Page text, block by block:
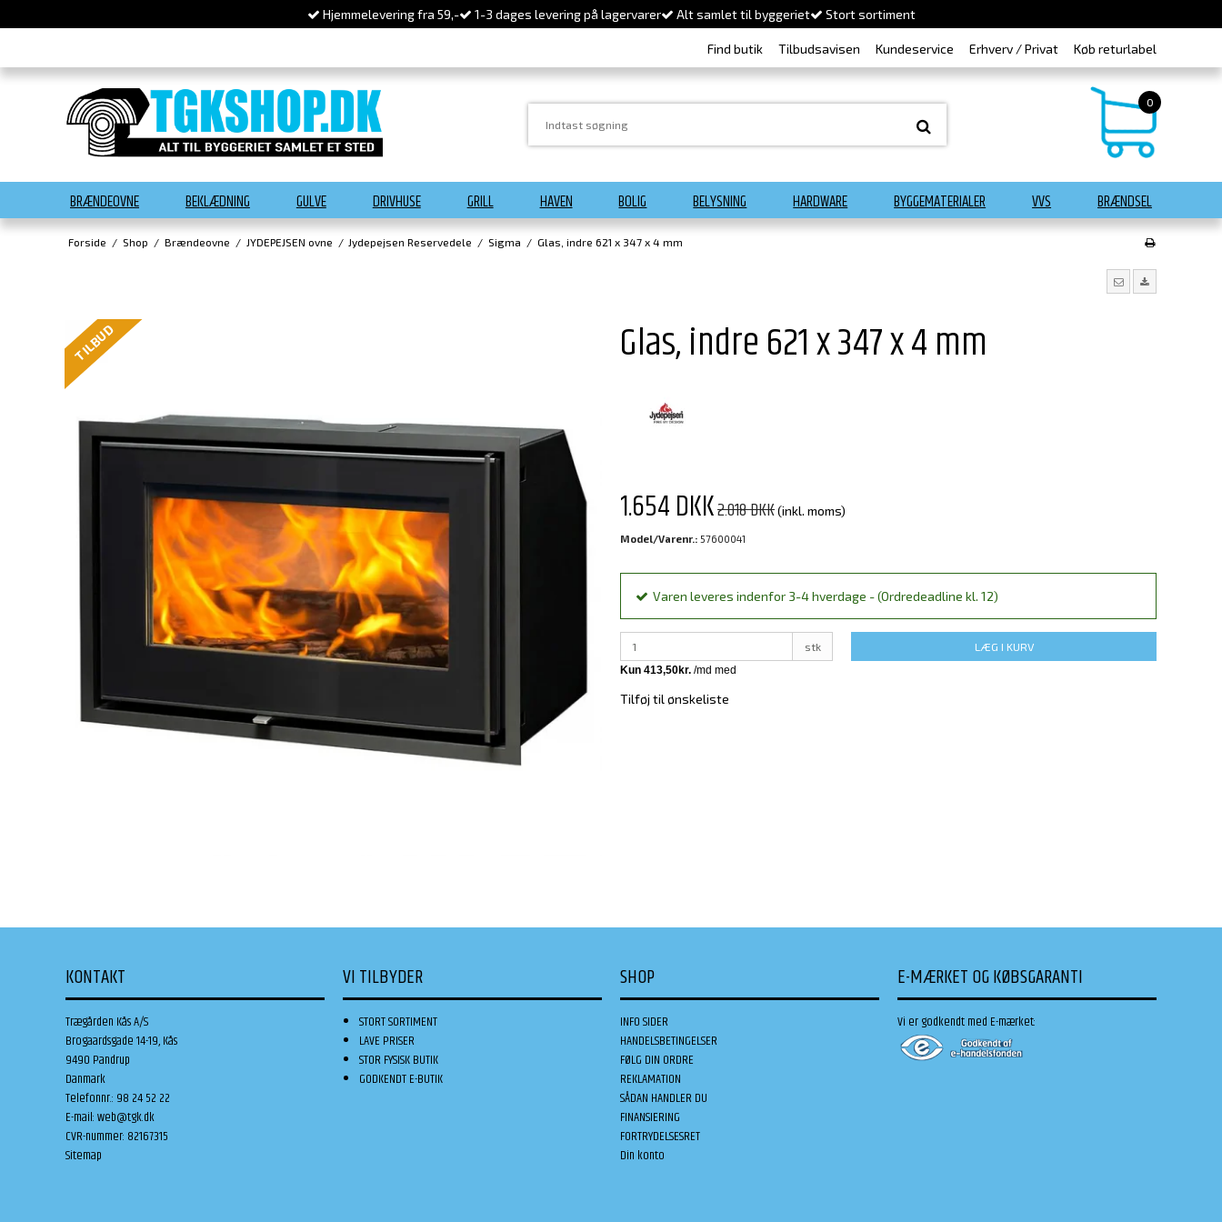
Hjemmelevering fra 59,- 1-3 dages levering på lagervarer Alt samlet til byggeriet Stort sortiment
Find butik Tilbudsavisen Kundeservice Erhverv / Privat Køb returlabel
0
BRÆNDEOVNE BEKLÆDNING GULVE DRIVHUSE GRILL HAVEN BOLIG BELYSNING HARDWARE BYGGEMATERIALER VVS BRÆNDSEL
Forside / Shop / Brændeovne / JYDEPEJSEN ovne / Jydepejsen Reservedele / Sigma / Glas, indre 621 x 347 x 4 mm
TILBUD Glas, indre 621 x 347 x 4 mm
1.654 DKK2.018 DKK(inkl. moms)
Model/Varenr.: 57600041
Varen leveres indenfor 3-4 hverdage - (Ordredeadline kl. 12)
stk LÆG I KURV
Tilføj til ønskeliste
KONTAKT
Trægården Kås A/S
Brogaardsgade 14-19, Kås
9490 Pandrup
Danmark
Telefonnr.: 98 24 52 22
E-mail:web@tgk.dk
CVR-nummer: 82167315
Sitemap
VI TILBYDER
STORT SORTIMENT
LAVE PRISER
STOR FYSISK BUTIK
GODKENDT E-BUTIK
SHOP
INFO SIDER
HANDELSBETINGELSER
FØLG DIN ORDRE
REKLAMATION
SÅDAN HANDLER DU
FINANSIERING
FORTRYDELSESRET
Din konto
E-MÆRKET OG KØBSGARANTI
Vi er godkendt med E-mærket: